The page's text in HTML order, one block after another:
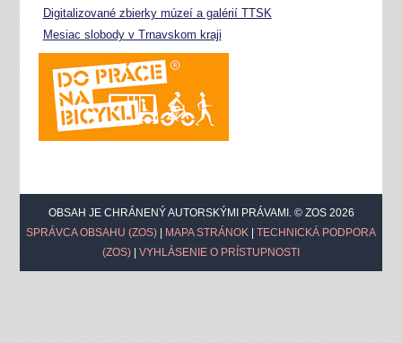
Digitalizované zbierky múzeí a galérií TTSK
Mesiac slobody v Trnavskom kraji
OBSAH JE CHRÁNENÝ AUTORSKÝMI PRÁVAMI. © ZOS 2026
SPRÁVCA OBSAHU (ZOS)
MAPA STRÁNOK
TECHNICKÁ PODPORA
(ZOS)
VYHLÁSENIE O PRÍSTUPNOSTI